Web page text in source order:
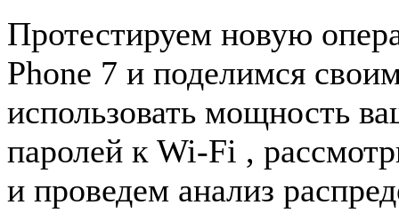
Протестируем новую
Phone 7 и поделимся
использовать мощность
паролей к Wi-Fi ,
и проведем анализ